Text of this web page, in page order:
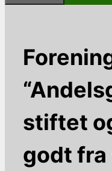
stiftet
godt